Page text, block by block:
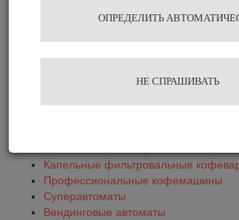
Кофеварки Viatto
Капельные фильтровальные
Профессиональные кофемашины
Суперавтоматы
Вендинговые автоматы
ОПРЕДЕЛИТЬ
НЕ СПРАШИВАТЬ